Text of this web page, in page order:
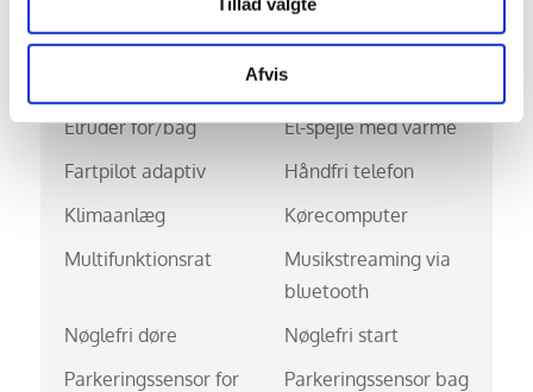
Afvis
Automatgear
Bakkamera
DAB+ radio
Elruder for/bag
El-spejle med varme
Fartpilot adaptiv
Håndfri telefon
Klimaanlæg
Kørecomputer
Multifunktionsrat
Musikstreaming via
bluetooth
Nøglefri døre
Nøglefri start
Parkeringssensor for
Parkeringssensor bag